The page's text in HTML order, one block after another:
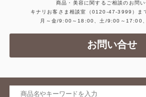
商品・美容に関するご相談のお問い
キナリお客さま相談室
（0120-47-3999）
ま
月～金/9:00～18:00、土/9:00～17:00
お問い合せ